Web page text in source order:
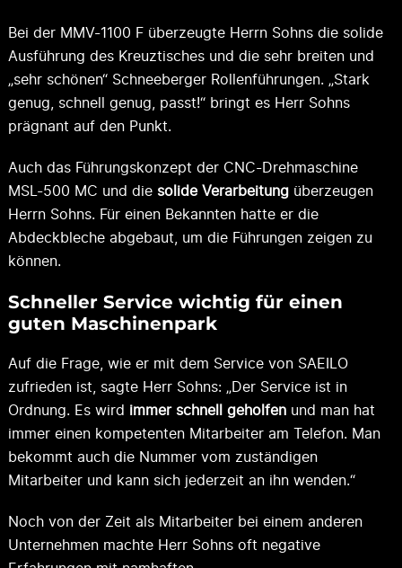
Bei der MMV-1100 F überzeugte Herrn Sohns die solide
Ausführung des Kreuztisches und die sehr breiten und
„sehr schönen“ Schneeberger Rollenführungen. „Stark
genug, schnell genug, passt!“ bringt es Herr Sohns
prägnant auf den Punkt.
Auch das Führungskonzept der CNC-Drehmaschine
MSL-500 MC und die solide Verarbeitungüberzeugen
Herrn Sohns. Für einen Bekannten hatte er die
Abdeckbleche abgebaut, um die Führungen zeigen zu
können.
Schneller Service wichtig für einen
guten Maschinenpark
Auf die Frage, wie er mit dem Service von SAEILO
zufrieden ist, sagte Herr Sohns: „Der Service ist in
Ordnung. Es wird immer schnell geholfenund man hat
immer einen kompetenten Mitarbeiter am Telefon. Man
bekommt auch die Nummer vom zuständigen
Mitarbeiter und kann sich jederzeit an ihn wenden.“
Noch von der Zeit als Mitarbeiter bei einem anderen
Unternehmen machte Herr Sohns oft negative